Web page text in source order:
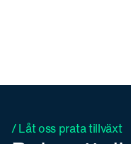
/ Låt oss prata tillväxt